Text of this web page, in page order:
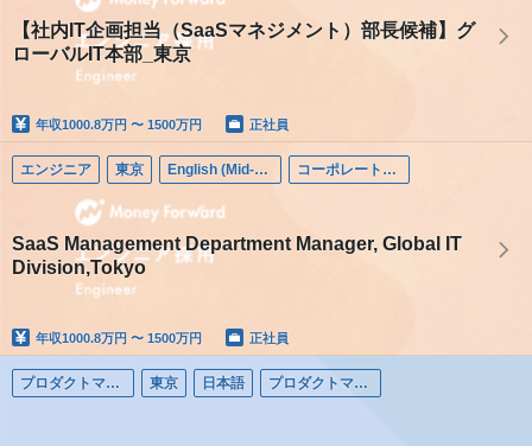
【社内IT企画担当（SaaSマネジメント）部長候補】グ
ローバルIT本部_東京
年収1000.8万円 〜 1500万円 正社員
エンジニア 東京 English (Mid-career) コーポレートエンジニア
SaaS Management Department Manager, Global IT
Division,Tokyo
年収1000.8万円 〜 1500万円 正社員
プロダクトマネージャー 東京 日本語 プロダクトマネージャー